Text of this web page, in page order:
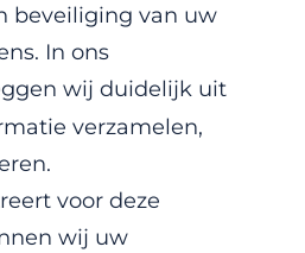
beveiliging van uw
In ons
wij duidelijk uit
verzamelen,
voor deze
wij uw